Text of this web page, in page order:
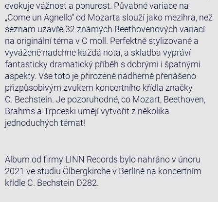
evokuje vážnost a ponurost. Půvabné variace na
„Come un Agnello“ od Mozarta slouží jako mezihra, než
seznam uzavře 32 známých Beethovenových variací
na originální téma v C moll. Perfektně stylizovaně a
vyváženě nadchne každá nota, a skladba vypráví
fantasticky dramatický příběh s dobrými i špatnými
aspekty. Vše toto je přirozeně nádherně přenášeno
přizpůsobivým zvukem koncertního křídla značky
C. Bechstein. Je pozoruhodné, co Mozart, Beethoven,
Brahms a Trpceski umějí vytvořit z několika
jednoduchých témat!
Album od firmy LINN Records bylo nahráno v únoru
2021 ve studiu Ölbergkirche v Berlíně na koncertním
křídle C. Bechstein D282.